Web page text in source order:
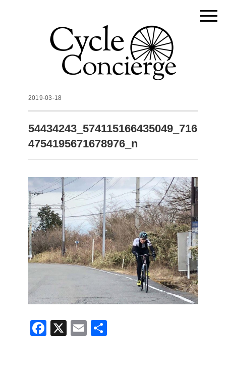
2019-03-18
54434243_574115166435049_716
4754195671678976_n
F
X
E